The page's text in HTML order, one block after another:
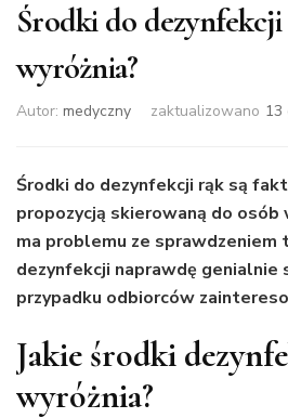
Środki do dezynfekcji
wyróżnia?
Autor: medyczny zaktualizowano 13
Środki do dezynfekcji rąk są
propozycją skierowaną do osób
ma problemu ze sprawdzeniem
dezynfekcji naprawdę genialnie
przypadku odbiorców
Jakie środki
wyróżnia?